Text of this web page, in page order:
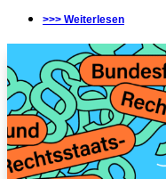
>>> Weiterlesen